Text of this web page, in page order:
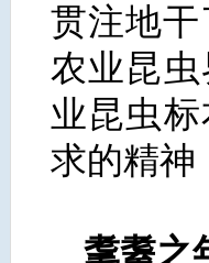
贯注地
农业昆
业昆虫
求的精神
耄耋之